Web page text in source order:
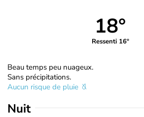
18°
Ressenti 16°
Beau temps peu nuageux.
Sans précipitations.
Aucun risque de pluie
Nuit